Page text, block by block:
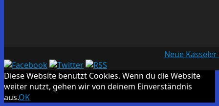
Neue
Diese Website benutzt Cookies. Wenn du die Website
weiter nutzt, gehen wir von deinem Einverständnis
aus.OK